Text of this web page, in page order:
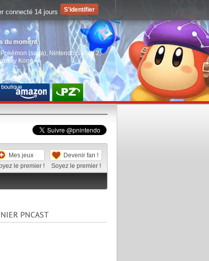
du moment
Pokémon (saga) Nintendo Switch 2,
Kong
Mes jeux
le premier !
Devenir fan !
Soyez le premier !
PNCAST
connecté 14 jours